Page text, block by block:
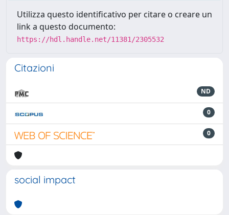
Utilizza questo identificativo per citare o creare un
link a questo documento:
https://hdl.handle.net/11381/2305532
Citazioni
ND
0
0
social impact